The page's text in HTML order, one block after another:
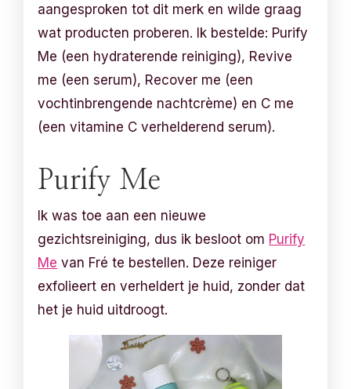
aangesproken tot dit merk en wilde graag
wat producten proberen. Ik bestelde: Purify
Me (een hydraterende reiniging), Revive
me (een serum), Recover me (een
vochtinbrengende nachtcrème) en C me
(een vitamine C verhelderend serum).
Purify Me
Ik was toe aan een nieuwe
gezichtsreiniging, dus ik besloot om Purify
Me van Fré te bestellen. Deze reiniger
exfolieert en verheldert je huid, zonder dat
het je huid uitdroogt.